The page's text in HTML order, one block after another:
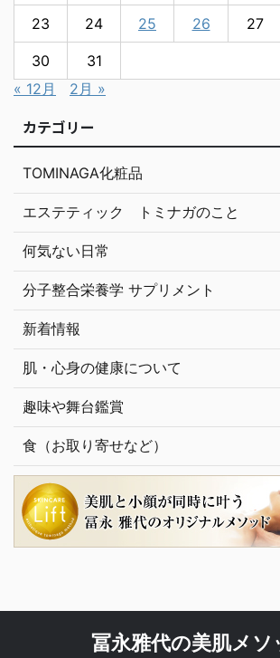
23 24 25 26 27
30
31
« 12月
2月 »
カテゴリー
TOMINAGA化粧品
エステティック トミナガのこと
何気ない日常
分子整合栄養学 サプリメント
新着情報
肌・心身の健康について
趣味や舞台鑑賞
食（お取り寄せなど）
冨永雅代の美肌メソ